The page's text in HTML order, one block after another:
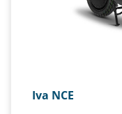
Iva NCE